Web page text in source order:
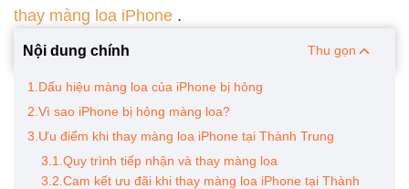
thay màng loa iPhone .
Nội dung chính Thu gọn
1.Dấu hiệu màng loa của iPhone bị hỏng
2.Vì sao iPhone bị hỏng màng loa?
3.Ưu điểm khi thay màng loa iPhone tại Thành Trung
3.1.Quy trình tiếp nhận và thay màng loa
3.2.Cam kết ưu đãi khi thay màng loa iPhone tại Thành